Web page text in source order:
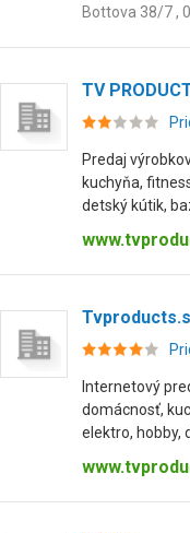
Bottova 38/7 ,
TV
Predaj
kuchyňa,
detský kútik,
Internetový
domácnosť,
elektro, hobby,